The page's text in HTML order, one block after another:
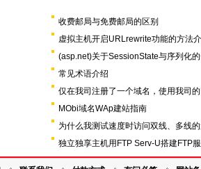
收费邮局与免费邮局的区别
虚拟主机开启URLrewrite功能的方法
(asp.net)关于SessionState与序列化
常见术语介绍
仅在我司注册了一个域名，使用我司
MObi域名WAp建站指南
为什么我测试速度时访问双线、多线
独立独享主机用FTP Serv-U搭建FTP